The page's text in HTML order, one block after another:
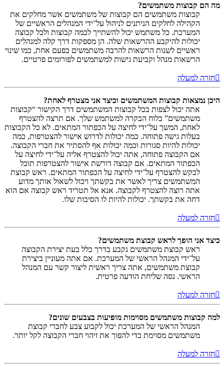
מה הם קבוצות משתמשים?
קבוצות משתמשים הם קבוצות של משתמשים אשר מחלקים את
הקהילה לחלקים הניתנים לניהול על־ידי המנהלים הראשיים של
המערכת. כל משתמש יכול להשתייך לכמה קבוצות ולכל קבוצה
יכולות להיקבע ההרשאות שלה. הן מספקות דרך קלה למנהלים
ראשיים לשנות הרשאות להרבה משתמשים בפעם אחת, כמו שינוי
הרשאות מנהל וקביעת גישות למשתמשים לפורומים פרטיים.
חזרה למעלה
היכן נמצאות קבוצות המשתמשים וכיצד אני מצטרף לאחת?
אתה יכול לצפות בכל קבוצות המשתמשים דרך הקישור “קבוצות
משתמשים” בלוח הבקרה למשתמש שלך. אם תרצה להצטרף
לאחת, המשך על־ידי לחיצה על הכפתור המתאים. לא כל הקבוצות
בעלות גישה פתוחה. כמה יכולות לדרוש אישור להצטרפות, כמה
יכולות להיות סגורות וכמה יכולות אף להסתיר את חברי הקבוצה.
אם הקבוצה פתוחה, אתה יכול להצטרף אליה על־ידי לחיצה על
הכפתור המתאים. אם קבוצה דורשת אישור להצטרפות תוכל
לבקש להצטרף על־ידי לחיצה על הכפתור המתאים. ראש קבוצת
המשתמשים צריך לאשר את בקשתך ויכול לשאול אותך מדוע
אתה רוצה להצטרף לקבוצה. אנא אל תטריד ראש קבוצה אם הוא
דחה את בקשתך. יכולות להיות לו הסיבות שלו.
חזרה למעלה
כיצד אני הופך לראש קבוצת משתמשים?
ראש קבוצת משתמשים נקבע בדרך כלל בעת יצירת הקבוצה
על־ידי המנהל הראשי של המערכת. אם אתה מעוניין ביצירת
קבוצת משתמשים, אתה צריך ראשית ליצור קשר עם המנהל
הראשי. נסה שליחת הודעה פרטית.
חזרה למעלה
למה קבוצות משתמשים מסוימות מופיעות בצבעים שונים?
המנהל הראשי של המערכת יכול לקבוע צבע לחברי קבוצת
משתמשים מסוימת כדי להפוך את זיהוי חברי הקבוצה לקל יותר.
חזרה למעלה